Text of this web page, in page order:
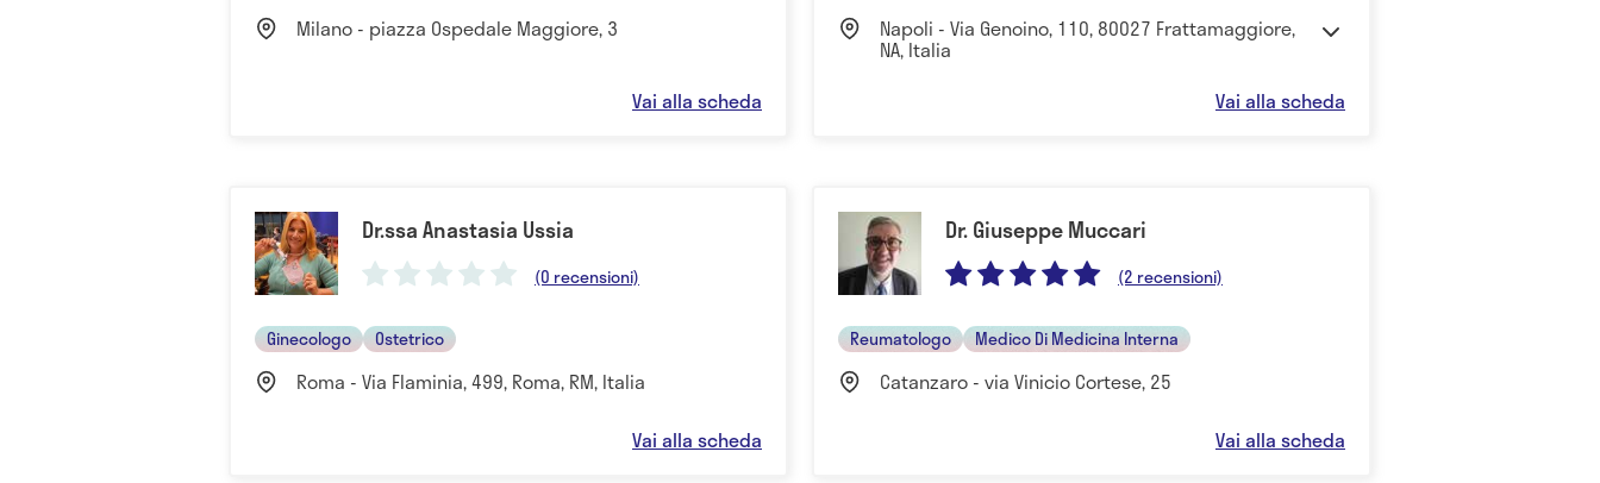
Milano - piazza Ospedale Maggiore, 3
Vai alla scheda
Napoli - Via Genoino, 110, 80027 Frattamaggiore,
NA, Italia
Vai alla scheda
Dr.ssa Anastasia Ussia
(0 recensioni)
Ginecologo Ostetrico
Roma - Via Flaminia, 499, Roma, RM, Italia
Vai alla scheda
Dr. Giuseppe Muccari
(2 recensioni)
Reumatologo Medico Di Medicina Interna
Catanzaro - via Vinicio Cortese, 25
Vai alla scheda